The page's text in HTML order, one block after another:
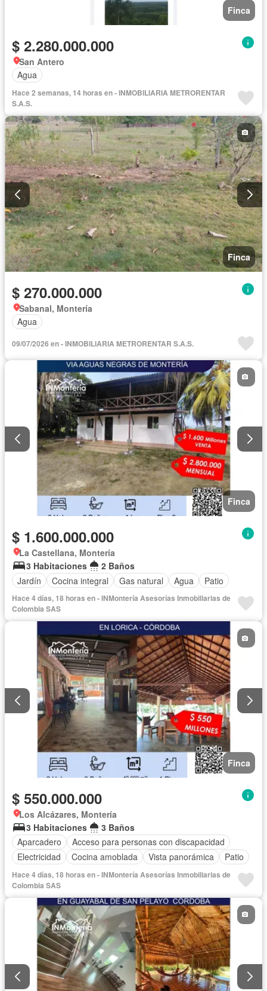
Finca
$ 2.280.000.000
San Antero
Agua
Hace 2 semanas, 14 horas en - INMOBILIARIA METRORENTAR
S.A.S.
Finca
$ 270.000.000
Sabanal, Montería
Agua
09/07/2026 en - INMOBILIARIA METRORENTAR S.A.S.
Finca
$ 1.600.000.000
La Castellana, Montería
3 Habitaciones
2 Baños
Jardín
Cocina integral Gas natural Agua Patio
Hace 4 días, 18 horas en - INMontería Asesorías Inmobiliarias de
Colombia SAS
Finca
$ 550.000.000
Los Alcázares, Montería
3 Habitaciones
3 Baños
Aparcadero
Acceso para personas con discapacidad
Electricidad
Cocina amoblada Vista panorámica Patio
Hace 4 días, 18 horas en - INMontería Asesorías Inmobiliarias de
Colombia SAS